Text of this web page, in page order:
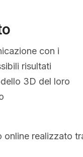
con i
risultati
3D del loro
realizzato